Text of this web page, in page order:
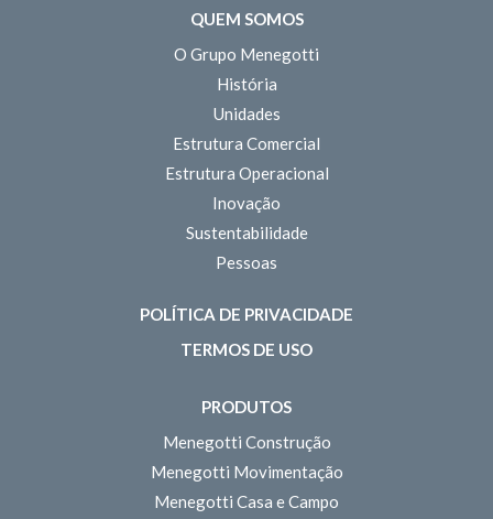
QUEM SOMOS
O Grupo Menegotti
História
Unidades
Estrutura Comercial
Estrutura Operacional
Inovação
Sustentabilidade
Pessoas
POLÍTICA DE PRIVACIDADE
TERMOS DE USO
PRODUTOS
Menegotti Construção
Menegotti Movimentação
Menegotti Casa e Campo